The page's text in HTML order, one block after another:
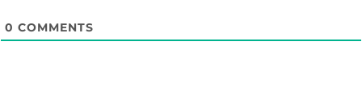
0 COMMENTS